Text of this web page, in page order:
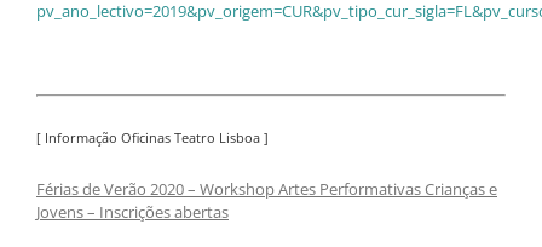
[ Informação Oficinas Teatro Lisboa ]
Férias de Verão 2020 – Workshop Artes Performativas Crianças e
Jovens – Inscrições abertas